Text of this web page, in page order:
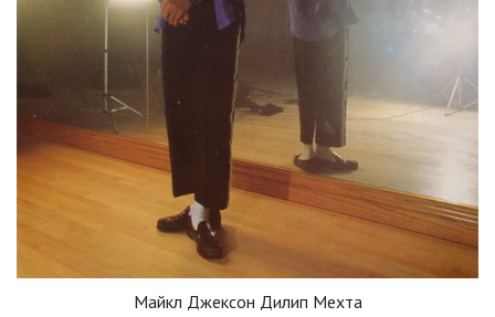
Майкл Джексон Дилип Мехта